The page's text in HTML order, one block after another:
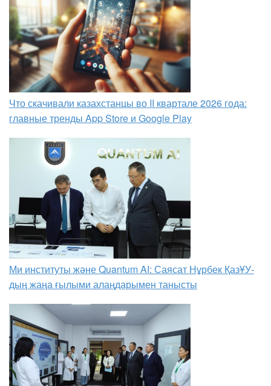
Что скачивали казахстанцы во II квартале 2026 года:
главные тренды App Store и Google Play
Ми институты және Quantum AI: Саясат Нұрбек ҚазҰУ-
дың жаңа ғылыми алаңдарымен танысты